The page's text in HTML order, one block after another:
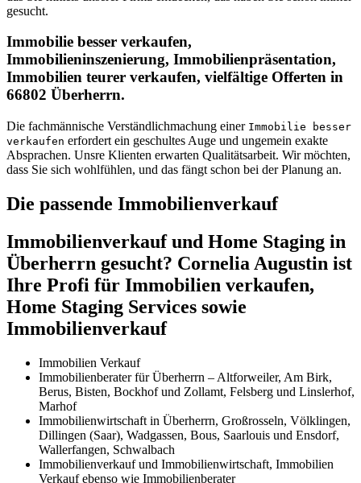
gesucht.
Immobilie besser verkaufen,
Immobilieninszenierung, Immobilienpräsentation,
Immobilien teurer verkaufen, vielfältige Offerten in
66802 Überherrn.
Die fachmännische Verständlichmachung einer Immobilie besser
verkaufen erfordert ein geschultes Auge und ungemein exakte
Absprachen. Unsre Klienten erwarten Qualitätsarbeit. Wir möchten,
dass Sie sich wohlfühlen, und das fängt schon bei der Planung an.
Die passende Immobilienverkauf
Immobilienverkauf und Home Staging in
Überherrn gesucht? Cornelia Augustin ist
Ihre Profi für Immobilien verkaufen,
Home Staging Services sowie
Immobilienverkauf
Immobilien Verkauf
Immobilienberater für Überherrn – Altforweiler, Am Birk,
Berus, Bisten, Bockhof und Zollamt, Felsberg und Linslerhof,
Marhof
Immobilienwirtschaft in Überherrn, Großrosseln, Völklingen,
Dillingen (Saar), Wadgassen, Bous, Saarlouis und Ensdorf,
Wallerfangen, Schwalbach
Immobilienverkauf und Immobilienwirtschaft, Immobilien
Verkauf ebenso wie Immobilienberater